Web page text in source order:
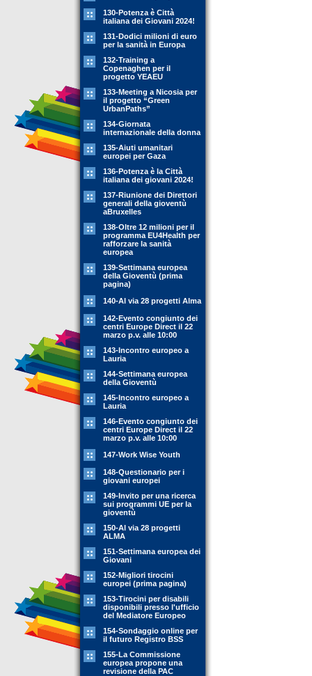
130-Potenza è Città
italiana dei Giovani 2024!
131-Dodici milioni di euro
per la sanità in Europa
132-Training a
Copenaghen per il
progetto YEAEU
133-Meeting a Nicosia per
il progetto “Green
UrbanPaths”
134-Giornata
internazionale della donna
135-Aiuti umanitari
europei per Gaza
136-Potenza è la Città
italiana dei giovani 2024!
137-Riunione dei Direttori
generali della gioventù
aBruxelles
138-Oltre 12 milioni per il
programma EU4Health per
rafforzare la sanità
europea
139-Settimana europea
della Gioventù (prima
pagina)
140-Al via 28 progetti Alma
142-Evento congiunto dei
centri Europe Direct il 22
marzo p.v. alle 10:00
143-Incontro europeo a
Lauria
144-Settimana europea
della Gioventù
145-Incontro europeo a
Lauria
146-Evento congiunto dei
centri Europe Direct il 22
marzo p.v. alle 10:00
147-Work Wise Youth
148-Questionario per i
giovani europei
149-Invito per una ricerca
sui programmi UE per la
gioventù
150-Al via 28 progetti
ALMA
151-Settimana europea dei
Giovani
152-Migliori tirocini
europei (prima pagina)
153-Tirocini per disabili
disponibili presso l'ufficio
del Mediatore Europeo
154-Sondaggio online per
il futuro Registro BSS
155-La Commissione
europea propone una
revisione della PAC